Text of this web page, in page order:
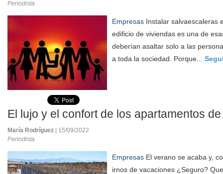
Periodista
Empresas Instalar salvaescaleras
edificio de viviendas es una de
deberían asaltar solo a las
a toda la sociedad. Porque...
El lujo y el confort de los apartamentos
María Rodríguez
| 15/09/2022
Periodista
Empresas El verano se acaba y,
irnos de vacaciones ¿Seguro?